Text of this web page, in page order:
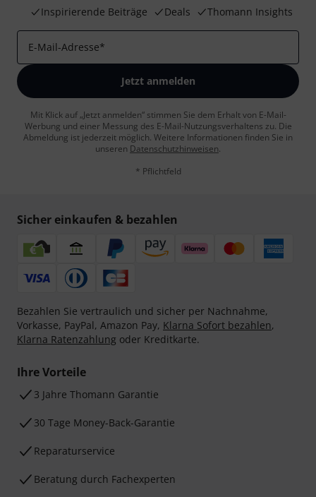
Inspirierende Beiträge
Deals Thomann Insights
E-Mail-Adresse*
Jetzt anmelden
Mit Klick auf „Jetzt anmelden“ stimmen Sie dem Erhalt von E-Mail-
Werbung und einer Messung des E-Mail-Nutzungsverhaltens zu. Die
Abmeldung ist jederzeit möglich. Weitere Informationen finden Sie in
unseren Datenschutzhinweisen.
* Pflichtfeld
Sicher einkaufen & bezahlen
Bezahlen Sie vertraulich und sicher per Nachnahme,
Vorkasse, PayPal, Amazon Pay, Klarna Sofort bezahlen,
Klarna Ratenzahlung oder Kreditkarte.
Ihre Vorteile
3 Jahre Thomann Garantie
30 Tage Money-Back-Garantie
Reparaturservice
Beratung durch Fachexperten